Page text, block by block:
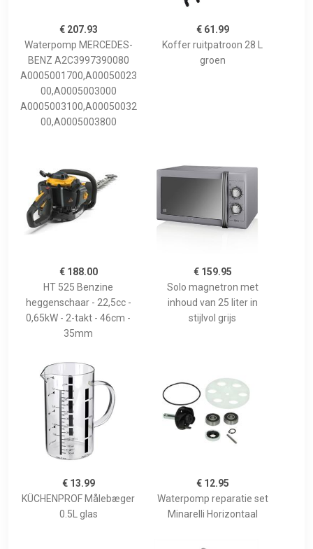
€ 207.93
Waterpomp MERCEDES-
BENZ A2C3997390080
A0005001700,A00050023
00,A0005003000
A0005003100,A00050032
00,A0005003800
€ 61.99
Koffer ruitpatroon 28 L
groen
€ 188.00
HT 525 Benzine
heggenschaar - 22,5cc -
0,65kW - 2-takt - 46cm -
35mm
€ 159.95
Solo magnetron met
inhoud van 25 liter in
stijlvol grijs
€ 13.99
KÜCHENPROF Målebæger
0.5L glas
€ 12.95
Waterpomp reparatie set
Minarelli Horizontaal